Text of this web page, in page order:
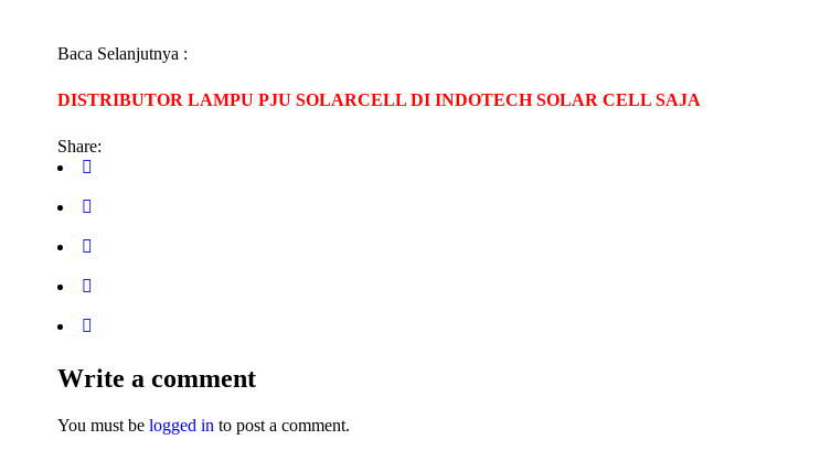
Baca Selanjutnya :
DISTRIBUTOR LAMPU PJU SOLARCELL DI INDOTECH SOLAR CELL SAJA
Share:
Write a comment
You must be logged in to post a comment.